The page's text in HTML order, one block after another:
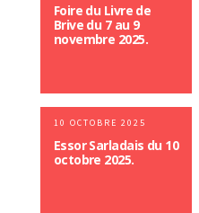
Foire du Livre de
Brive du 7 au 9
novembre 2025.
10 OCTOBRE 2025
Essor Sarladais du 10
octobre 2025.